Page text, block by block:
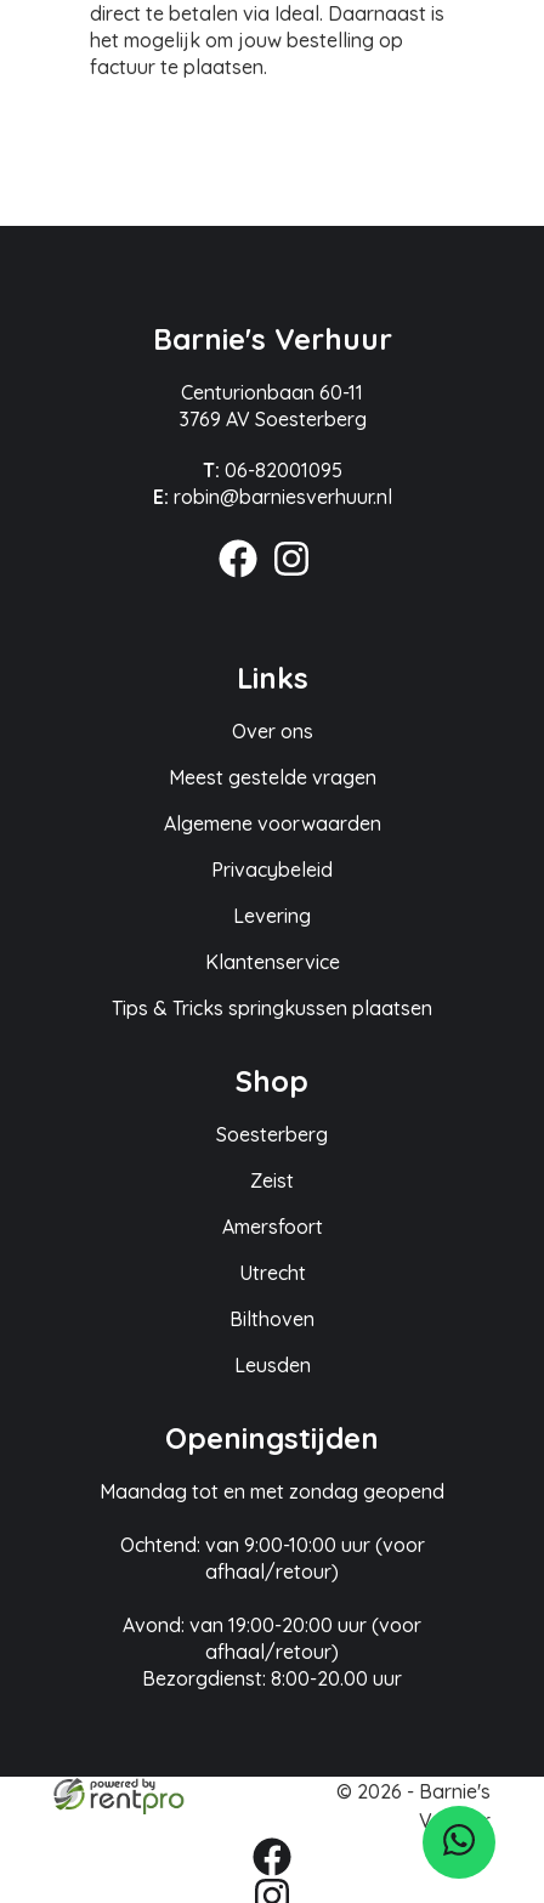
direct te betalen via Ideal. Daarnaast is
het mogelijk om jouw bestelling op
factuur te plaatsen.
Barnie's Verhuur
Centurionbaan 60-11
3769 AV Soesterberg
T: 06-82001095
E: robin@barniesverhuur.nl
Links
Over ons
Meest gestelde vragen
Algemene voorwaarden
Privacybeleid
Levering
Klantenservice
Tips & Tricks springkussen plaatsen
Shop
Soesterberg
Zeist
Amersfoort
Utrecht
Bilthoven
Leusden
Openingstijden
Maandag tot en met zondag geopend
Ochtend: van 9:00-10:00 uur (voor
afhaal/retour)
Avond: van 19:00-20:00 uur (voor
afhaal/retour)
Bezorgdienst: 8:00-20.00 uur
© 2026 - Barnie's
Verhuur
facebook
instagram